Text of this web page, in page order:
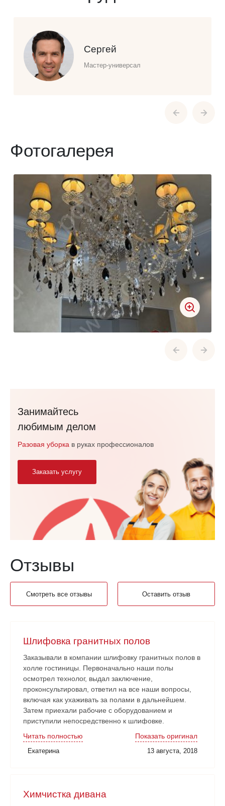
Сергей
Мастер-универсал
Фотогалерея
Занимайтесь
любимым делом
Разовая уборка в руках профессионалов
Заказать услугу
Отзывы
Смотреть все отзывы Оставить отзыв
Шлифовка гранитных полов
Заказывали в компании шлифовку гранитных полов в
холле гостиницы. Первоначально наши полы
осмотрел технолог, выдал заключение,
проконсультировал, ответил на все наши вопросы,
включая как ухаживать за полами в дальнейшем.
Затем приехали рабочие с оборудованием и
приступили непосредственно к шлифовке.
наши замечания и пожелания учитывали. Работа
сдана в срок. Очень довольны!
Читать полностью Показать оригинал
Екатерина 13 августа, 2018
Химчистка дивана